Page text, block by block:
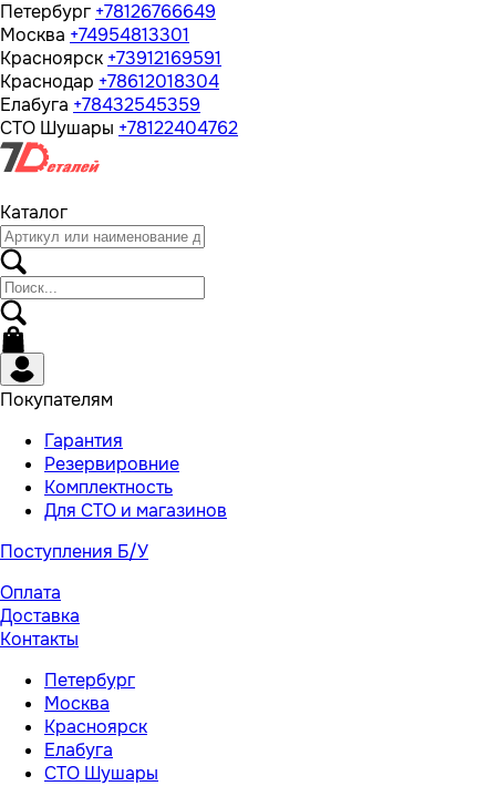
Петербург +78126766649
Москва +74954813301
Красноярск +73912169591
Краснодар +78612018304
Елабуга +78432545359
СТО Шушары +78122404762
Каталог
Покупателям
Гарантия
Резервировние
Комплектность
Для СТО и магазинов
Поступления Б/У
Оплата
Доставка
Контакты
Петербург
Москва
Красноярск
Елабуга
СТО Шушары